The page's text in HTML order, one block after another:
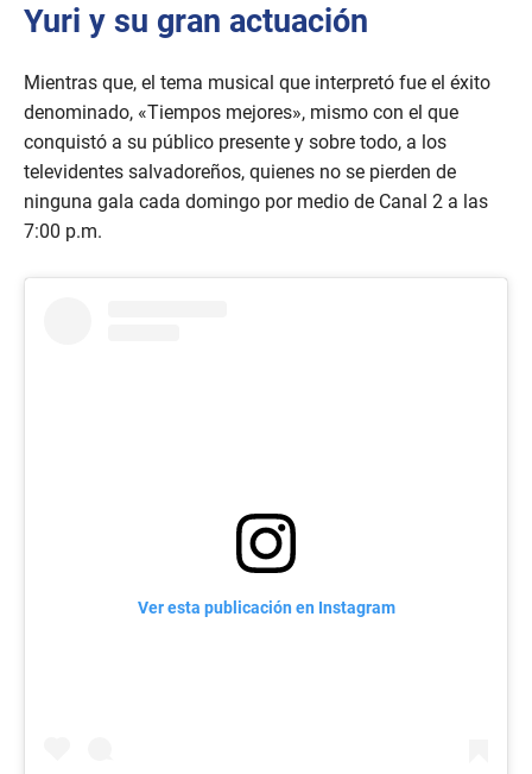
o
n
s
o
f
m
i
u
t
e
4
Yuri y su gran actuación
Mientras que, el tema musical que interpretó fue el éxito
denominado, «Tiempos mejores», mismo con el que
conquistó a su público presente y sobre todo, a los
televidentes salvadoreños, quienes no se pierden de
ninguna gala cada domingo por medio de Canal 2 a las
7:00 p.m.
Ver esta publicación en Instagram